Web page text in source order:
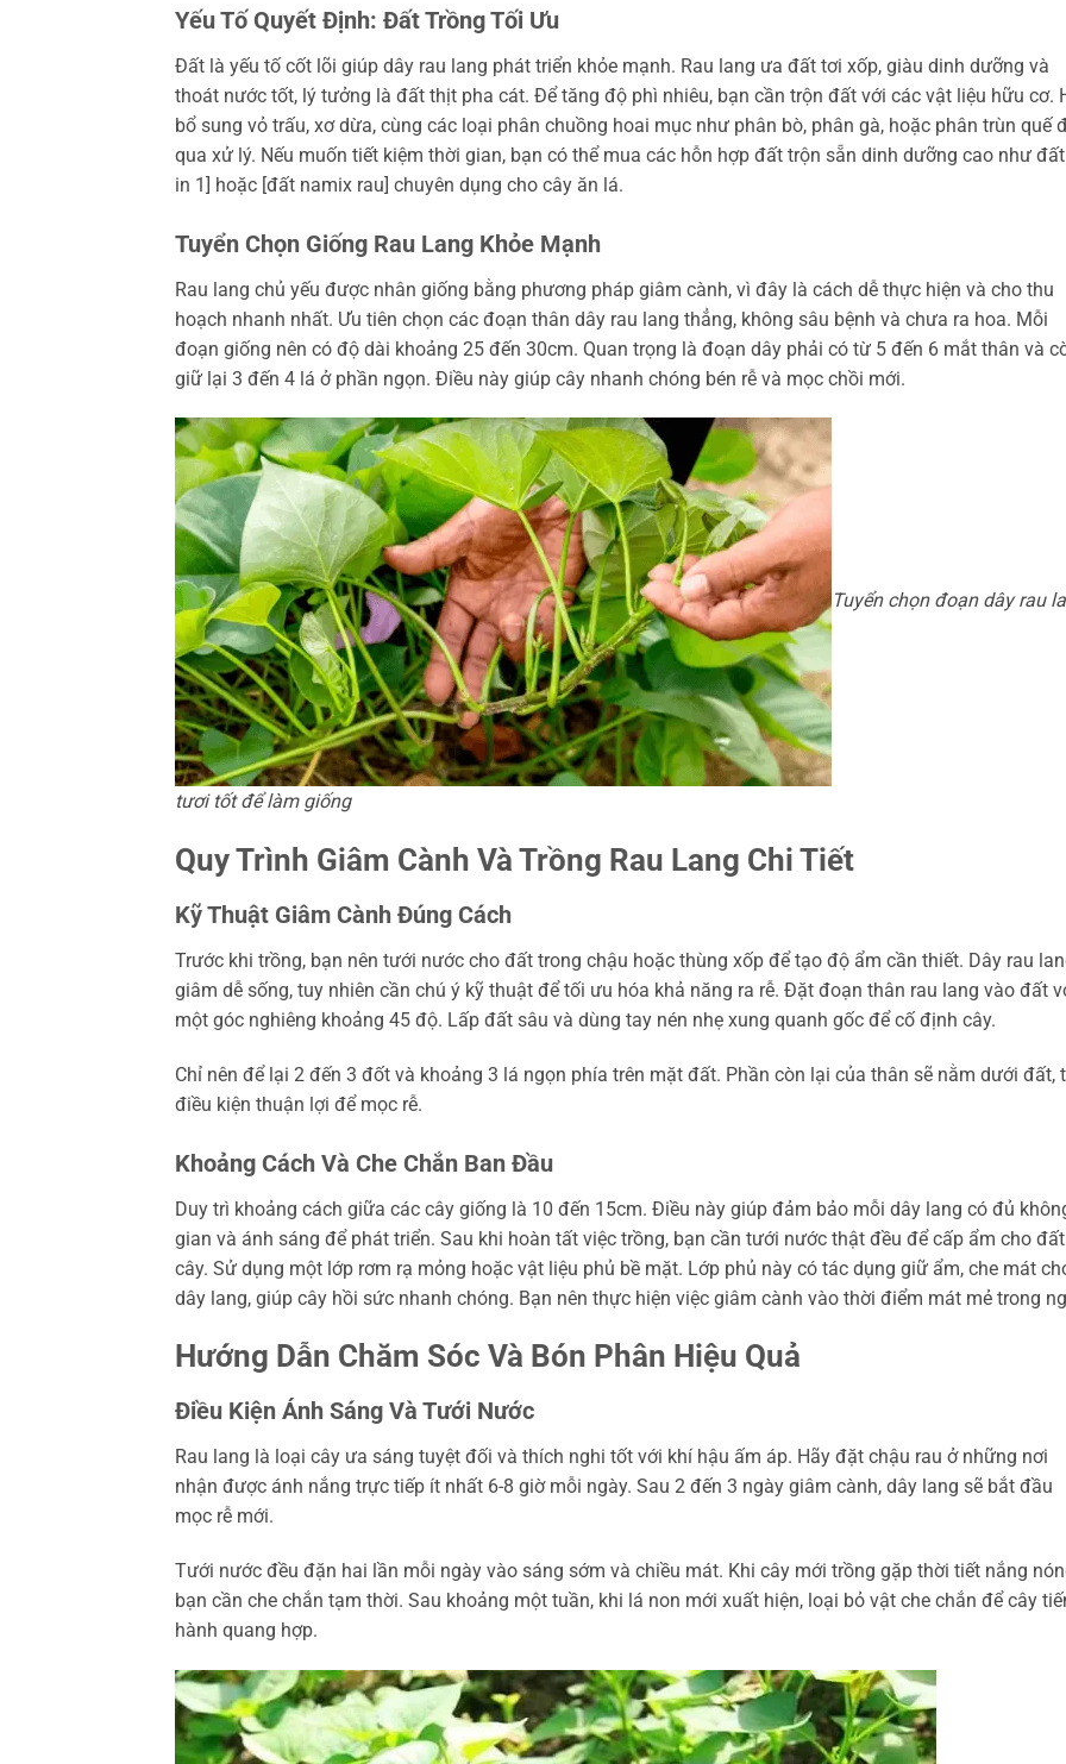
Yếu Tố Quyết Định: Đất Trồng Tối Ưu
Đất là yếu tố cốt lõi giúp dây rau lang phát triển khỏe mạnh. Rau lang ưa đất tơi xốp, giàu dinh dưỡng và
thoát nước tốt, lý tưởng là đất thịt pha cát. Để tăng độ phì nhiêu, bạn cần trộn đất với các vật liệu hữu cơ.
bổ sung vỏ trấu, xơ dừa, cùng các loại phân chuồng hoai mục như phân bò, phân gà, hoặc phân trùn quế
qua xử lý. Nếu muốn tiết kiệm thời gian, bạn có thể mua các hỗn hợp đất trộn sẵn dinh dưỡng cao như
in 1] hoặc [đất namix rau] chuyên dụng cho cây ăn lá.
Tuyển Chọn Giống Rau Lang Khỏe Mạnh
Rau lang chủ yếu được nhân giống bằng phương pháp giâm cành, vì đây là cách dễ thực hiện và cho thu
hoạch nhanh nhất. Ưu tiên chọn các đoạn thân dây rau lang thẳng, không sâu bệnh và chưa ra hoa. Mỗi
đoạn giống nên có độ dài khoảng 25 đến 30cm. Quan trọng là đoạn dây phải có từ 5 đến 6 mắt thân và
giữ lại 3 đến 4 lá ở phần ngọn. Điều này giúp cây nhanh chóng bén rễ và mọc chồi mới.
Tuyển chọn đoạn dây rau
tươi tốt để làm giống
Quy Trình Giâm Cành Và Trồng Rau Lang Chi Tiết
Kỹ Thuật Giâm Cành Đúng Cách
Trước khi trồng, bạn nên tưới nước cho đất trong chậu hoặc thùng xốp để tạo độ ẩm cần thiết. Dây rau
giâm dễ sống, tuy nhiên cần chú ý kỹ thuật để tối ưu hóa khả năng ra rễ. Đặt đoạn thân rau lang vào đất
một góc nghiêng khoảng 45 độ. Lấp đất sâu và dùng tay nén nhẹ xung quanh gốc để cố định cây.
Chỉ nên để lại 2 đến 3 đốt và khoảng 3 lá ngọn phía trên mặt đất. Phần còn lại của thân sẽ nằm dưới đất,
điều kiện thuận lợi để mọc rễ.
Khoảng Cách Và Che Chắn Ban Đầu
Duy trì khoảng cách giữa các cây giống là 10 đến 15cm. Điều này giúp đảm bảo mỗi dây lang có đủ
gian và ánh sáng để phát triển. Sau khi hoàn tất việc trồng, bạn cần tưới nước thật đều để cấp ẩm cho
cây. Sử dụng một lớp rơm rạ mỏng hoặc vật liệu phủ bề mặt. Lớp phủ này có tác dụng giữ ẩm, che mát
dây lang, giúp cây hồi sức nhanh chóng. Bạn nên thực hiện việc giâm cành vào thời điểm mát mẻ trong
Hướng Dẫn Chăm Sóc Và Bón Phân Hiệu Quả
Điều Kiện Ánh Sáng Và Tưới Nước
Rau lang là loại cây ưa sáng tuyệt đối và thích nghi tốt với khí hậu ấm áp. Hãy đặt chậu rau ở những nơi
nhận được ánh nắng trực tiếp ít nhất 6-8 giờ mỗi ngày. Sau 2 đến 3 ngày giâm cành, dây lang sẽ bắt đầu
mọc rễ mới.
Tưới nước đều đặn hai lần mỗi ngày vào sáng sớm và chiều mát. Khi cây mới trồng gặp thời tiết nắng
bạn cần che chắn tạm thời. Sau khoảng một tuần, khi lá non mới xuất hiện, loại bỏ vật che chắn để cây
hành quang hợp.